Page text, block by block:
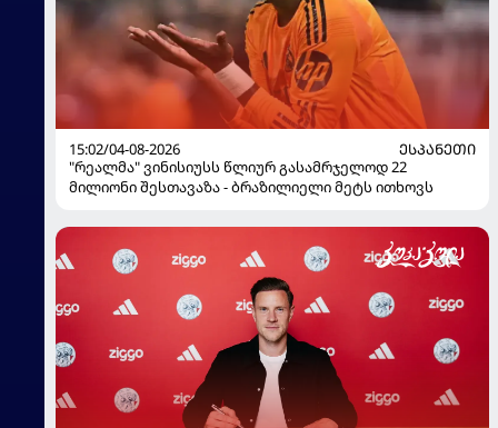
15:02/04-08-2026
ᲔᲡᲞᲐᲜᲔᲗᲘ
"რეალმა" ვინისიუსს წლიურ გასამრჯელოდ 22
მილიონი შესთავაზა - ბრაზილიელი მეტს ითხოვს